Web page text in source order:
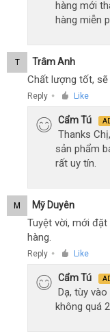
hàng mới
hàng miễn
T Trâm Anh
Chất lượng tốt,
Reply ● Like
Cẩm Tú
Thanks
sản phẩm
rất uy tín.
M Mỹ Duyên
Tuyệt vời, mới
hàng.
Reply ● Like
Cẩm Tú
Dạ, tùy
không quá